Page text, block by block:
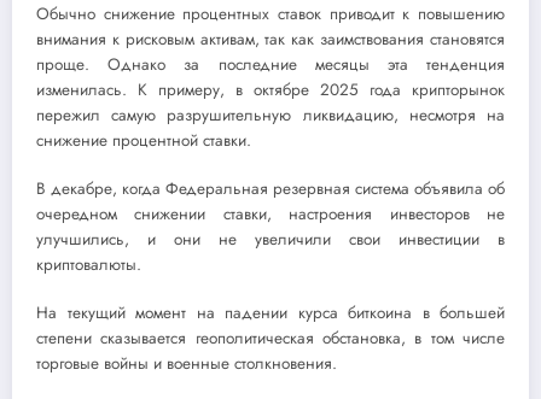
Обычно снижение процентных ставок приводит к повышению
внимания к рисковым активам, так как заимствования становятся
проще. Однако за последние месяцы эта тенденция
изменилась. К примеру, в октябре 2025 года крипторынок
пережил самую разрушительную ликвидацию, несмотря на
снижение процентной ставки.
В декабре, когда Федеральная резервная система объявила об
очередном снижении ставки, настроения инвесторов не
улучшились, и они не увеличили свои инвестиции в
криптовалюты.
На текущий момент на падении курса биткоина в большей
степени сказывается геополитическая обстановка, в том числе
торговые войны и военные столкновения.